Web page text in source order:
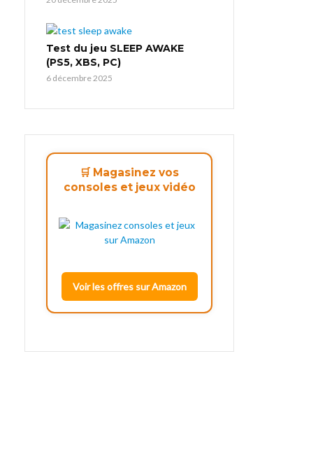
Test du jeu SLEEP AWAKE
(PS5, XBS, PC)
6 décembre 2025
🛒 Magasinez vos
consoles et jeux vidéo
Voir les offres sur Amazon